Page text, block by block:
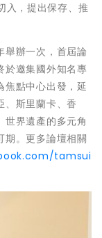
，提出保存、推
舉辦一次，首屆論
於邀集國外知名專
焦點中心出發，延
、斯里蘭卡、香
世界遺產的多元角
期。更多論壇相關
tamsui